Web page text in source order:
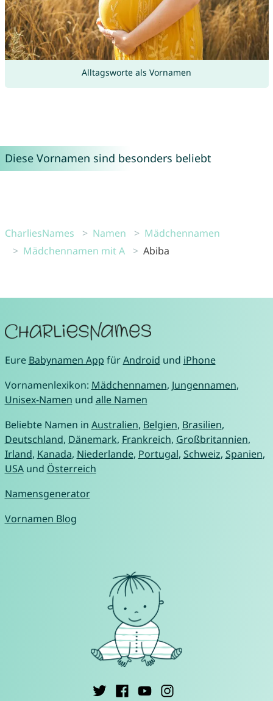
Alltagsworte als Vornamen
Diese Vornamen sind besonders beliebt
CharliesNames Namen
Mädchennamen
Mädchennamen mit A
Abiba
Eure Babynamen App fürAndroid und iPhone
Vornamenlexikon: Mädchennamen, Jungennamen,
Unisex-Namen und alle Namen
Beliebte Namen in Australien, Belgien, Brasilien,
Deutschland, Dänemark, Frankreich, Großbritannien,
Irland, Kanada, Niederlande, Portugal, Schweiz, Spanien,
USAund Österreich
Namensgenerator
Vornamen Blog